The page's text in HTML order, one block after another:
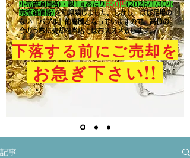
小売流通価格)・銀1ｇあたり650円 (2026/1/30小
売流通価格)を記録致しました。​しかし、ほぼ足場の
ない「バブル」的高騰となっていますので、高値の
今のうちに売却を当店ではおススメ致します。
下落する前にご売却を
お急ぎ下さい!!
記事